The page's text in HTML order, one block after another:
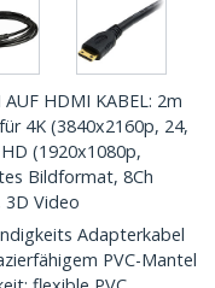
HDMI KABEL: 2m
4K (3840x2160p, 24,
(1920x1080p,
Bildformat, 8Ch
Video
Adapterkabel
PVC-Mantel